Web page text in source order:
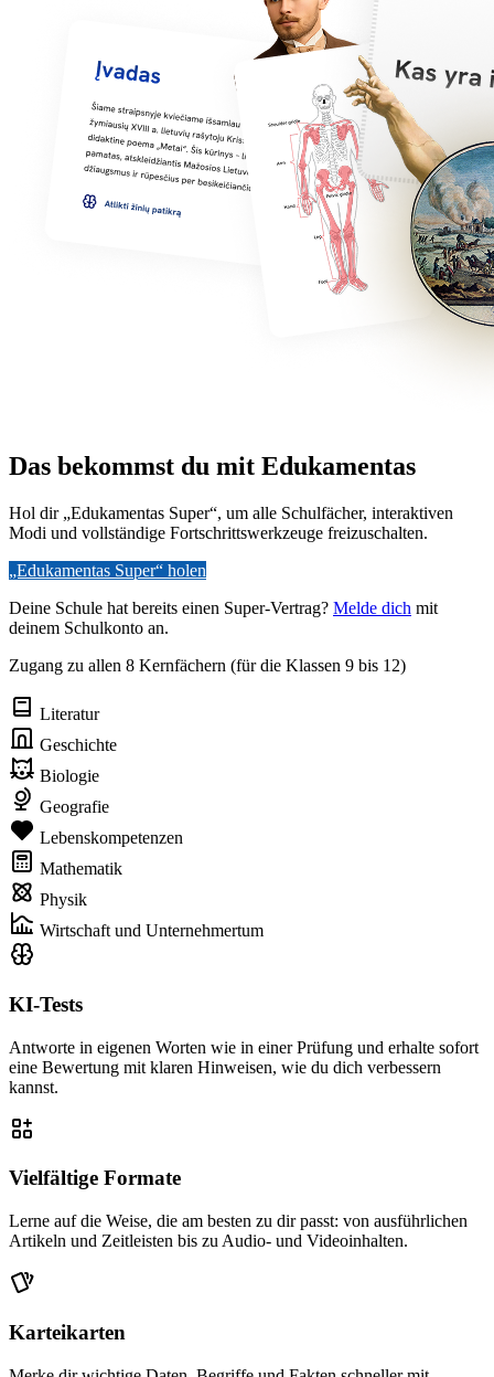
Das bekommst du mit Edukamentas
Hol dir „Edukamentas Super“, um alle Schulfächer, interaktiven
Modi und vollständige Fortschrittswerkzeuge freizuschalten.
„Edukamentas Super“ holen
Deine Schule hat bereits einen Super-Vertrag? Melde dich mit
deinem Schulkonto an.
Zugang zu allen 8 Kernfächern (für die Klassen 9 bis 12)
Literatur
Geschichte
Biologie
Geografie
Lebenskompetenzen
Mathematik
Physik
Wirtschaft und Unternehmertum
KI-Tests
Antworte in eigenen Worten wie in einer Prüfung und erhalte sofort
eine Bewertung mit klaren Hinweisen, wie du dich verbessern
kannst.
Vielfältige Formate
Lerne auf die Weise, die am besten zu dir passt: von ausführlichen
Artikeln und Zeitleisten bis zu Audio- und Videoinhalten.
Karteikarten